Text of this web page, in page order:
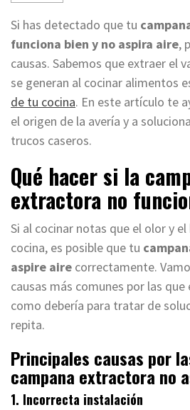
Si has detectado que tu
funciona bien y no aspira aire,
causas. Sabemos que extraer el
se generan al cocinar alimentos
de tu cocina. En este artículo te
el origen de la avería y a
trucos caseros.
Qué hacer si la
extractora no
Si al cocinar notas que el olor y
cocina, es posible que tu
aspire aire correctamente.
causas más comunes por las
como debería para tratar de
repita.
Principales causas por
campana extractora no
1. Incorrecta instalación